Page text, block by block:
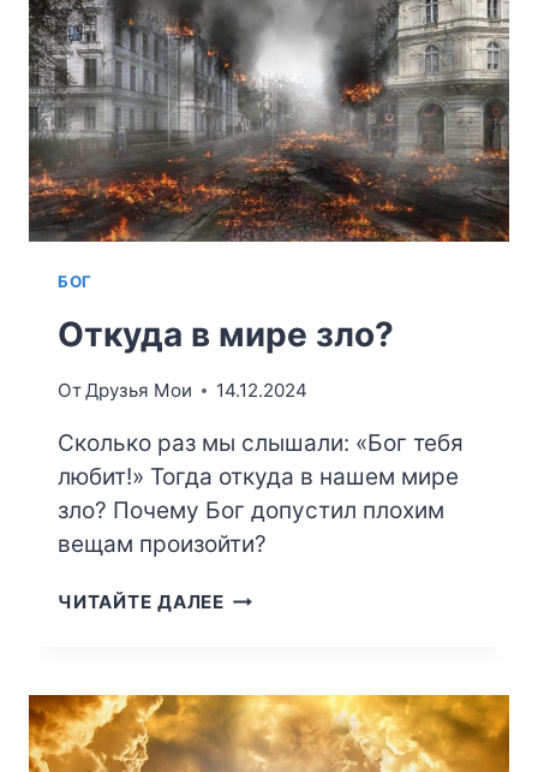
БОГ
Откуда в мире зло?
ОтДрузья Мои 14.12.2024
Сколько раз мы слышали: «Бог тебя
любит!» Тогда откуда в нашем мире
зло? Почему Бог допустил плохим
вещам произойти?
ЧИТАЙТЕ ДАЛЕЕОТКУДА